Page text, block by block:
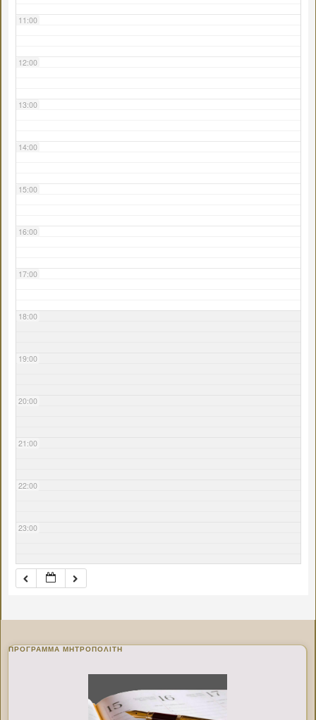
11:00
12:00
13:00
14:00
15:00
16:00
17:00
18:00
19:00
20:00
21:00
22:00
23:00
ΠΡΌΓΡΑΜΜΑ ΜΗΤΡΟΠΟΛΊΤΗ